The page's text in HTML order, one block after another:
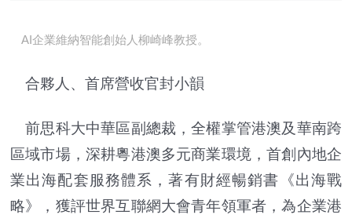
AI企業維納智能創始人柳崎峰教授。
合夥人、首席營收官封小韻
前思科大中華區副總裁，全權掌管港澳及華南跨
區域市場，深耕粵港澳多元商業環境，首創內地企
業出海配套服務體系，著有財經暢銷書《出海戰
略》，獲評世界互聯網大會青年領軍者，為企業港